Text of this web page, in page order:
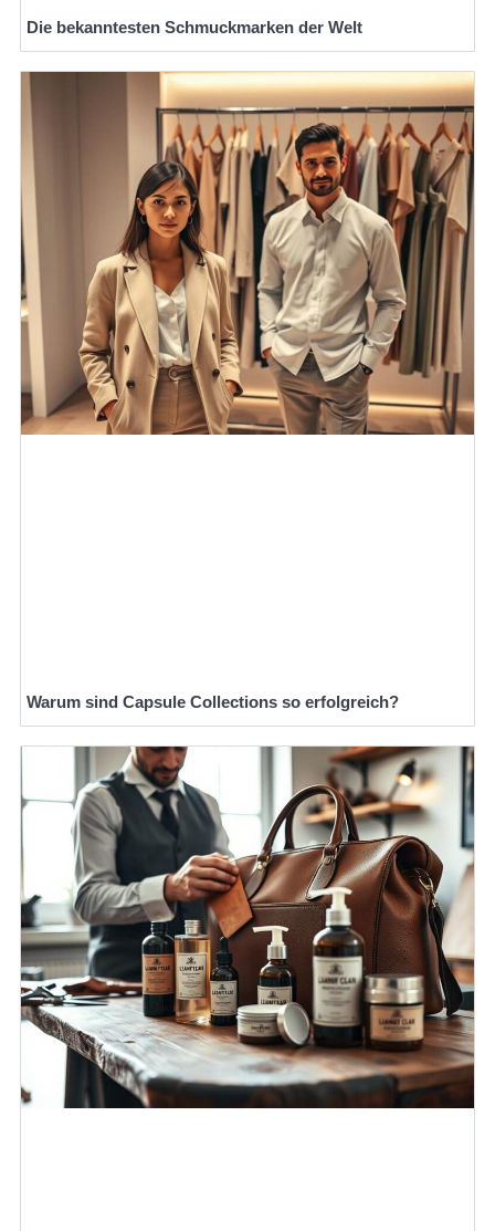
Die bekanntesten Schmuckmarken der Welt
Warum sind Capsule Collections so erfolgreich?